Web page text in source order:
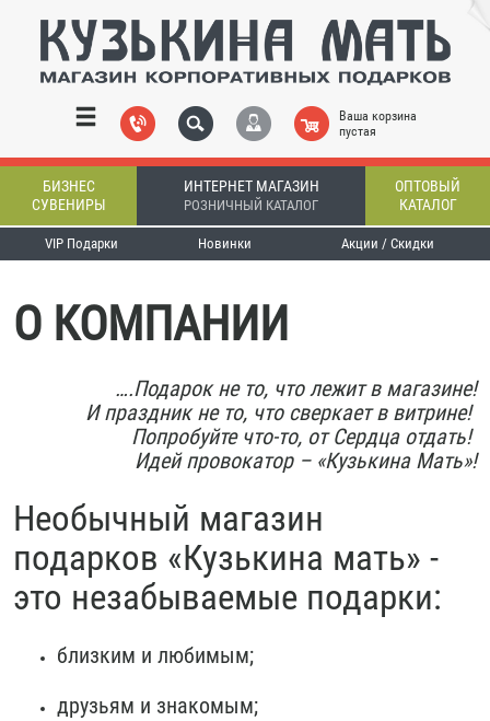
Ваша корзина
пустая
БИЗНЕС
СУВЕНИРЫ
ИНТЕРНЕТ МАГАЗИН
РОЗНИЧНЫЙ КАТАЛОГ
ОПТОВЫЙ
КАТАЛОГ
VIP Подарки Новинки Акции / Скидки
О КОМПАНИИ
….Подарок не то, что лежит в магазине!
И праздник не то, что сверкает в витрине!
Попробуйте что-то, от Сердца отдать!
Идей провокатор – «Кузькина Мать»!
Необычный магазин
подарков «Кузькина мать» -
это незабываемые подарки:
близким и любимым;
друзьям и знакомым;